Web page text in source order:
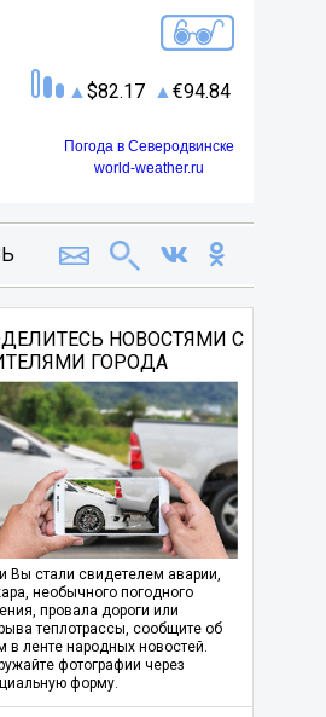
82.17 94.84
Погода в Северодвинске
world-weather.ru
НОВОСТЯМИ С
ГОРОДА
Вы стали свидетелем аварии,
необычного погодного
провала дороги или
теплотрассы, сообщите об
в ленте народных новостей.
фотографии через
форму.